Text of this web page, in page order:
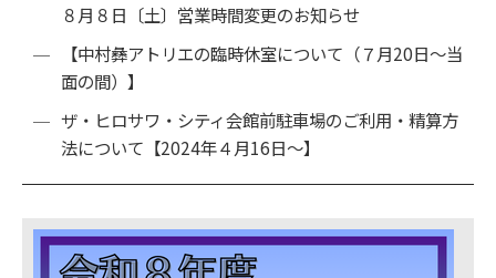
８月８日〔土〕営業時間変更のお知らせ
【中村彝アトリエの臨時休室について（７月20日～当
面の間）】
ザ・ヒロサワ・シティ会館前駐車場のご利用・精算方
法について【2024年４月16日～】